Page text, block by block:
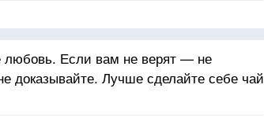
Если вам не верят — не
доказывайте. Лучше сделайте себе чай